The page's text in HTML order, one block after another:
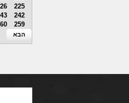
225
242
259
הבא